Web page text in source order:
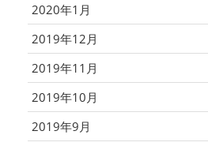
2020年1月
2019年12月
2019年11月
2019年10月
2019年9月